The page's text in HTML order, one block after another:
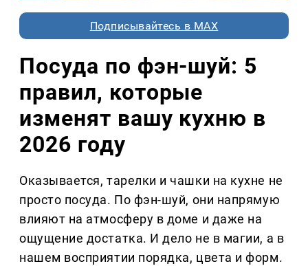
Подписывайтесь в MAX
Посуда по фэн-шуй: 5
правил, которые
изменят вашу кухню в
2026 году
Оказывается, тарелки и чашки на кухне не
просто посуда. По фэн-шуй, они напрямую
влияют на атмосферу в доме и даже на
ощущение достатка. И дело не в магии, а в
нашем восприятии порядка, цвета и форм.